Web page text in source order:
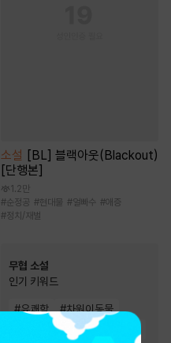
소설
[BL] 블랙아웃(Blackout)
[단행본]
1.2만
#순정공 #현대물 #얼빠수 #애증
#정치/재벌
무협 소설
인기 키워드
#유쾌함 #차원이동물
#고독함